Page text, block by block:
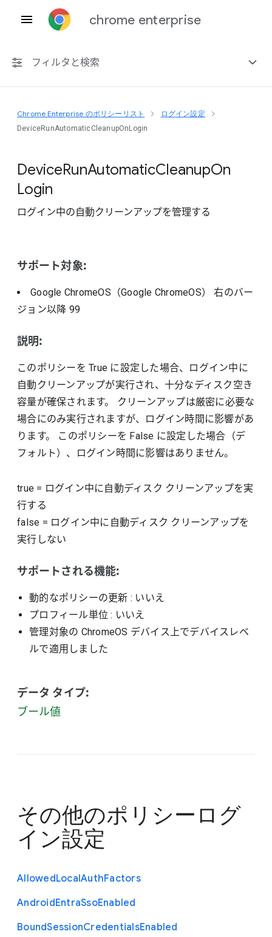
chrome enterprise
フィルタと検索
プラットフォーム共通
非推奨ポリシーを含める
Chrome Enterprise のポリシーリスト ログイン設定
DeviceRunAutomaticCleanupOnLogin
DeviceRunAutomaticCleanupOn
Login
ログイン中の自動クリーンアップを管理する
サポート対象:
Google ChromeOS（Google ChromeOS）右のバー
ジョン以降 99
説明:
このポリシーを True に設定した場合、ログイン中に
自動クリーンアップが実行され、十分なディスク空き
容量が確保されます。 クリーンアップは厳密に必要な
場合にのみ実行されますが、ログイン時間に影響があ
ります。 このポリシーを False に設定した場合（デ
フォルト）、ログイン時間に影響はありません。
true = ログイン中に自動ディスク クリーンアップを実
行する
false = ログイン中に自動ディスク クリーンアップを
実行しない
サポートされる機能:
動的なポリシーの更新 : いいえ
プロフィール単位 : いいえ
管理対象の ChromeOS デバイス上でデバイスレベ
ルで適用しました
データ タイプ:
ブール値
その他のポリシー ログ
イン設定
AllowedLocalAuthFactors
AndroidEntraSsoEnabled
BoundSessionCredentialsEnabled